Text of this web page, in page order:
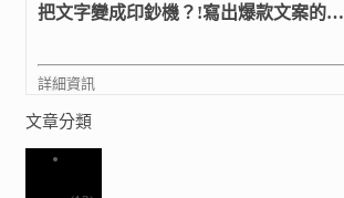
把文字變成印鈔機？!寫出爆款文案的五
詳細資訊
文章分類